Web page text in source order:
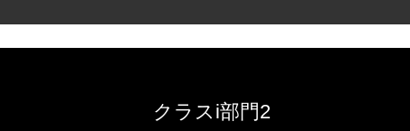
クラスi部門2